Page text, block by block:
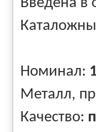
Введена
Номинал:
Металл,
Качество: